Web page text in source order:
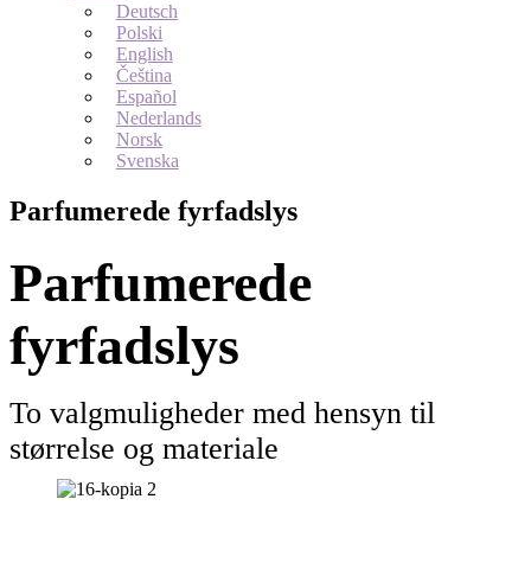
Deutsch
Polski
English
Čeština
Español
Nederlands
Norsk
Svenska
Parfumerede fyrfadslys
Parfumerede
fyrfadslys
To valgmuligheder med hensyn til
størrelse og materiale